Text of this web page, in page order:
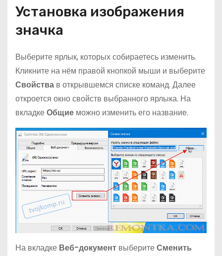
Установка изображения
значка
Выберите ярлык, которых собираетесь изменить.
Кликните на нём правой кнопкой мыши и выберите
Свойства в открывшемся списке команд. Далее
откроется окно свойств выбранного ярлыка. На
вкладкеОбщие можно изменить его название.
На вкладке Веб-документ выберитеСменить